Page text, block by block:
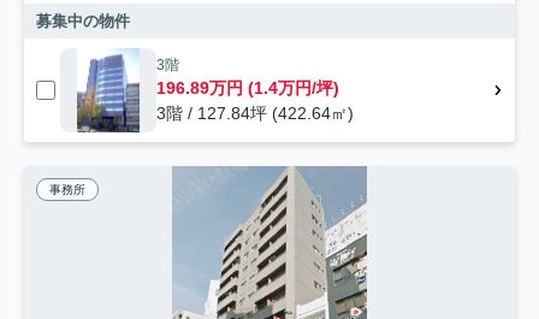
募集中の物件
3階
196.89万円 (1.4万円/坪)
3階 / 127.84坪 (422.64㎡)
事務所